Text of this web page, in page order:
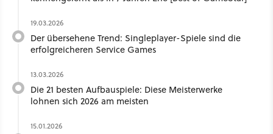
19.03.2026
Der übersehene Trend: Singleplayer-Spiele sind die
erfolgreicheren Service Games
13.03.2026
Die 21 besten Aufbauspiele: Diese Meisterwerke
lohnen sich 2026 am meisten
15.01.2026